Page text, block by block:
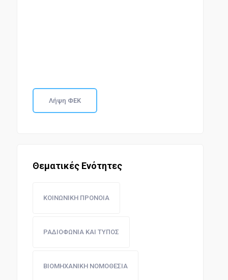
Λήψη ΦΕΚ
Θεματικές Ενότητες
ΚΟΙΝΩΝΙΚΗ ΠΡΟΝΟΙΑ
ΡΑΔΙΟΦΩΝΙΑ ΚΑΙ ΤΥΠΟΣ
ΒΙΟΜΗΧΑΝΙΚΗ ΝΟΜΟΘΕΣΙΑ